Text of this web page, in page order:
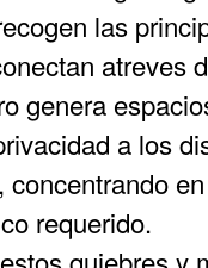
las
atreves
genera
a los
requerido.